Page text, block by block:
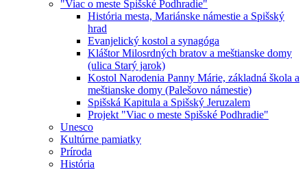
"Viac o meste Spišské Podhradie"
História mesta, Mariánske námestie a Spišský
hrad
Evanjelický kostol a synagóga
Kláštor Milosrdných bratov a meštianske domy
(ulica Starý jarok)
Kostol Narodenia Panny Márie, základná škola a
meštianske domy (Palešovo námestie)
Spišská Kapitula a Spišský Jeruzalem
Projekt "Viac o meste Spišské Podhradie"
Unesco
Kultúrne pamiatky
Príroda
História